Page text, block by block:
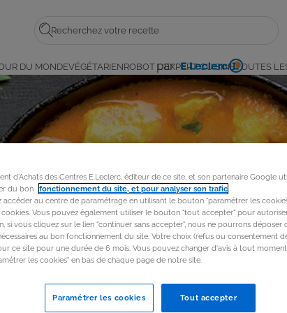
Rechercher
par
E.
Leclerc
DU MONDEVÉGÉTARIENROBOT L'EXPERT CUISINETOUTES
d'Achats des Centres E.Leclerc, éditeur de ce site, et son partenaire Google
du bon fonctionnement du site, et pour analyser son trafic.
accéder au centre de paramétrage en utilisant le bouton “paramétrer les
cookies. Vous pouvez également utiliser le bouton "tout accepter" pour
si vous cliquez sur le lien "continuer sans accepter", nous ne pourrons déposer
au bon fonctionnement du site. Votre choix (refus ou consentement
ce site pour une durée de 6 mois. Vous pouvez changer d'avis à tout
les cookies" en bas de chaque page de notre site.
Tout accepter
Paramétrer les cookies